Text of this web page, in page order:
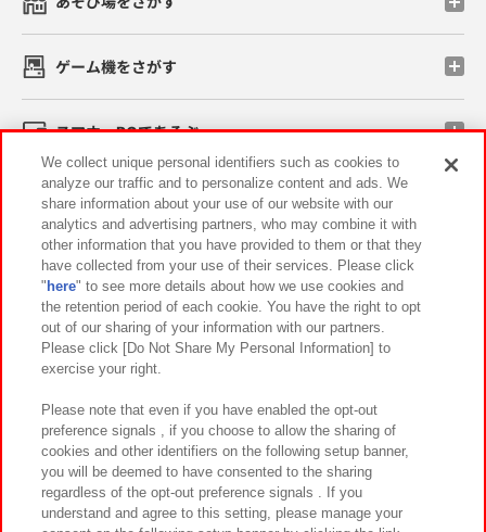
ゲーム機をさがす
スマホ・PCであそぶ
イベント・キャンペーン
関連会社 サステナビリティ サイトポリシー
プライバシーポリシー ウェブアクセシビリティ方針と検証結果
お取引先さまとともに
カスタマーハラスメント対応方針 よくあるご質問・お問い合わせ
We collect unique personal identifiers such as cookies to
analyze our traffic and to personalize content and ads. We
share information about your use of our website with our
analytics and advertising partners, who may combine it with
other information that you have provided to them or that they
have collected from your use of their services. Please click
" here" to see more details about how we use cookies and
the retention period of each cookie. You have the right to opt
out of our sharing of your information with our partners.
Please click [Do Not Share My Personal Information] to
exercise your right.
Please note that even if you have enabled the opt-out
preference signals , if you choose to allow the sharing of
cookies and other identifiers on the following setup banner,
you will be deemed to have consented to the sharing
regardless of the opt-out preference signals . If you
understand and agree to this setting, please manage your